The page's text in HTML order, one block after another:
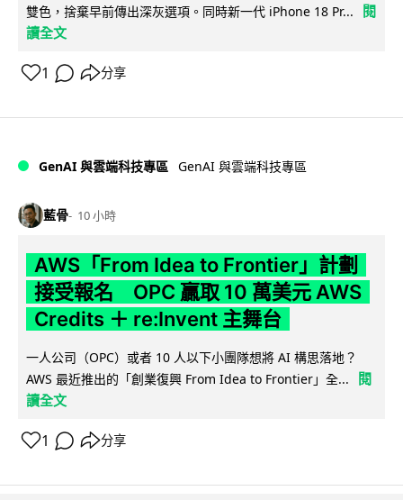
雙色，捨棄早前傳出深灰選項。同時新一代 iPhone 18 Pr...
閱
讀全文
1 分享
GenAI 與雲端科技專區 GenAI 與雲端科技專區
藍骨 10 小時
AWS「From Idea to Frontier」計劃
接受報名 OPC 贏取 10 萬美元 AWS
Credits ＋ re:Invent 主舞台
一人公司（OPC）或者 10 人以下小團隊想將 AI 構思落地？
AWS 最近推出的「創業復興 From Idea to Frontier」全...
閱
讀全文
1 分享